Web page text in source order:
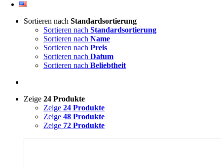
Sortieren nach Standardsortierung
Sortieren nach Standardsortierung
Sortieren nach Name
Sortieren nach Preis
Sortieren nach Datum
Sortieren nach Beliebtheit
Zeige 24 Produkte
Zeige 24 Produkte
Zeige 48 Produkte
Zeige 72 Produkte